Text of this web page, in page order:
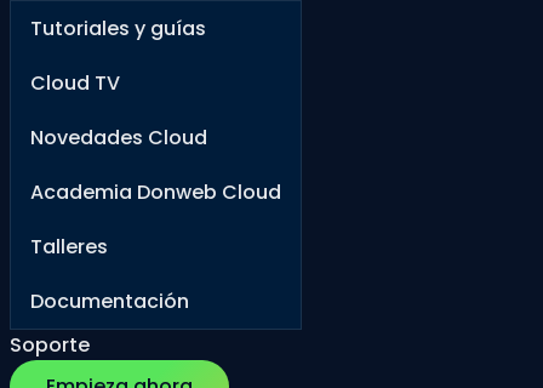
Tutoriales y guías
Cloud TV
Novedades Cloud
Academia Donweb Cloud
Talleres
Documentación
Soporte